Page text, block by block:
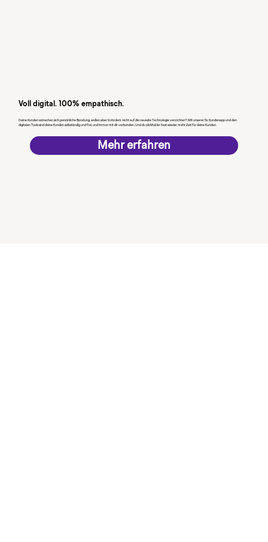
Voll digital. 100% empathisch.
Deine Kunden wünschen sich persönliche Beratung, wollen aber trotzdem nicht auf die neueste Technologie verzichten? Mit unserer fix Kundenapp und den
digitalen Tools sind deine Kunden selbständig und frei, und immer mit dir verbunden. Und du als Makler hast wieder mehr Zeit für deine Kunden.
Mehr erfahren